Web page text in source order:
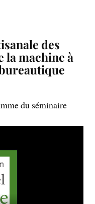
des
la machine à
du séminaire